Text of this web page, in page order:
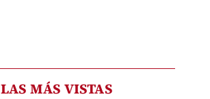
LAS MÁS VISTAS